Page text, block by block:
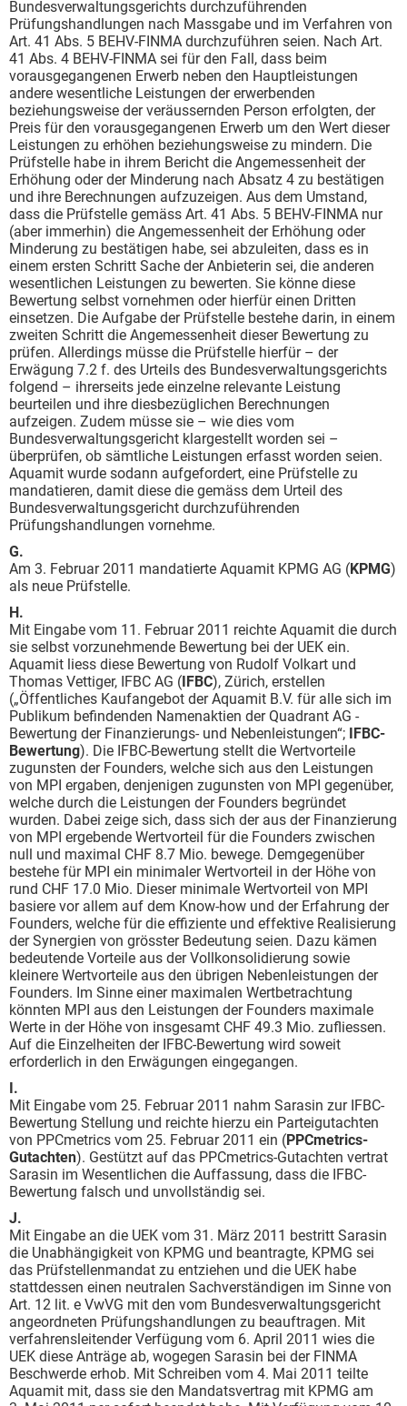
Bundesverwaltungsgerichts durchzuführenden
Prüfungshandlungen nach Massgabe und im Verfahren von
Art. 41 Abs. 5 BEHV-FINMA durchzuführen seien. Nach Art.
41 Abs. 4 BEHV-FINMA sei für den Fall, dass beim
vorausgegangenen Erwerb neben den Hauptleistungen
andere wesentliche Leistungen der erwerbenden
beziehungsweise der veräussernden Person erfolgten, der
Preis für den vorausgegangenen Erwerb um den Wert dieser
Leistungen zu erhöhen beziehungsweise zu mindern. Die
Prüfstelle habe in ihrem Bericht die Angemessenheit der
Erhöhung oder der Minderung nach Absatz 4 zu bestätigen
und ihre Berechnungen aufzuzeigen. Aus dem Umstand,
dass die Prüfstelle gemäss Art. 41 Abs. 5 BEHV-FINMA nur
(aber immerhin) die Angemessenheit der Erhöhung oder
Minderung zu bestätigen habe, sei abzuleiten, dass es in
einem ersten Schritt Sache der Anbieterin sei, die anderen
wesentlichen Leistungen zu bewerten. Sie könne diese
Bewertung selbst vornehmen oder hierfür einen Dritten
einsetzen. Die Aufgabe der Prüfstelle bestehe darin, in einem
zweiten Schritt die Angemessenheit dieser Bewertung zu
prüfen. Allerdings müsse die Prüfstelle hierfür – der
Erwägung 7.2 f. des Urteils des Bundesverwaltungsgerichts
folgend – ihrerseits jede einzelne relevante Leistung
beurteilen und ihre diesbezüglichen Berechnungen
aufzeigen. Zudem müsse sie – wie dies vom
Bundesverwaltungsgericht klargestellt worden sei –
überprüfen, ob sämtliche Leistungen erfasst worden seien.
Aquamit wurde sodann aufgefordert, eine Prüfstelle zu
mandatieren, damit diese die gemäss dem Urteil des
Bundesverwaltungsgericht durchzuführenden
Prüfungshandlungen vornehme.
G.
Am 3. Februar 2011 mandatierte Aquamit KPMG AG (KPMG)
als neue Prüfstelle.
H.
Mit Eingabe vom 11. Februar 2011 reichte Aquamit die durch
sie selbst vorzunehmende Bewertung bei der UEK ein.
Aquamit liess diese Bewertung von Rudolf Volkart und
Thomas Vettiger, IFBC AG (IFBC), Zürich, erstellen
(„Öffentliches Kaufangebot der Aquamit B.V. für alle sich im
Publikum befindenden Namenaktien der Quadrant AG -
Bewertung der Finanzierungs- und Nebenleistungen“; IFBC-
Bewertung). Die IFBC-Bewertung stellt die Wertvorteile
zugunsten der Founders, welche sich aus den Leistungen
von MPI ergaben, denjenigen zugunsten von MPI gegenüber,
welche durch die Leistungen der Founders begründet
wurden. Dabei zeige sich, dass sich der aus der Finanzierung
von MPI ergebende Wertvorteil für die Founders zwischen
null und maximal CHF 8.7 Mio. bewege. Demgegenüber
bestehe für MPI ein minimaler Wertvorteil in der Höhe von
rund CHF 17.0 Mio. Dieser minimale Wertvorteil von MPI
basiere vor allem auf dem Know-how und der Erfahrung der
Founders, welche für die effiziente und effektive Realisierung
der Synergien von grösster Bedeutung seien. Dazu kämen
bedeutende Vorteile aus der Vollkonsolidierung sowie
kleinere Wertvorteile aus den übrigen Nebenleistungen der
Founders. Im Sinne einer maximalen Wertbetrachtung
könnten MPI aus den Leistungen der Founders maximale
Werte in der Höhe von insgesamt CHF 49.3 Mio. zufliessen.
Auf die Einzelheiten der IFBC-Bewertung wird soweit
erforderlich in den Erwägungen eingegangen.
I.
Mit Eingabe vom 25. Februar 2011 nahm Sarasin zur IFBC-
Bewertung Stellung und reichte hierzu ein Parteigutachten
von PPCmetrics vom 25. Februar 2011 ein (PPCmetrics-
Gutachten). Gestützt auf das PPCmetrics-Gutachten vertrat
Sarasin im Wesentlichen die Auffassung, dass die IFBC-
Bewertung falsch und unvollständig sei.
J.
Mit Eingabe an die UEK vom 31. März 2011 bestritt Sarasin
die Unabhängigkeit von KPMG und beantragte, KPMG sei
das Prüfstellenmandat zu entziehen und die UEK habe
stattdessen einen neutralen Sachverständigen im Sinne von
Art. 12 lit. e VwVG mit den vom Bundesverwaltungsgericht
angeordneten Prüfungshandlungen zu beauftragen. Mit
verfahrensleitender Verfügung vom 6. April 2011 wies die
UEK diese Anträge ab, wogegen Sarasin bei der FINMA
Beschwerde erhob. Mit Schreiben vom 4. Mai 2011 teilte
Aquamit mit, dass sie den Mandatsvertrag mit KPMG am